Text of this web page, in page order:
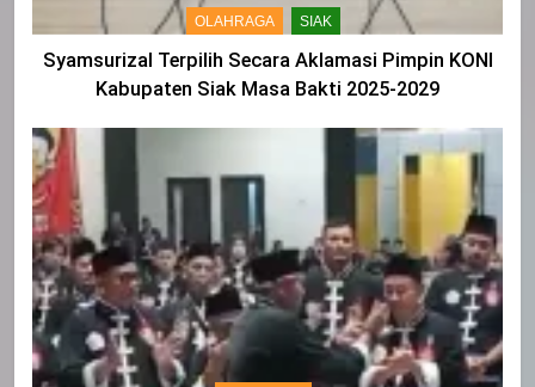
OLAHRAGA SIAK
Syamsurizal Terpilih Secara Aklamasi Pimpin KONI
Kabupaten Siak Masa Bakti 2025-2029